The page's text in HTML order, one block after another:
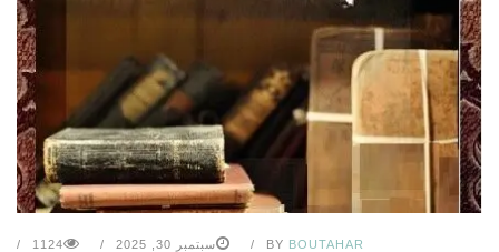
BY BOUTAHAR سبتمبر 30, 2025 1124